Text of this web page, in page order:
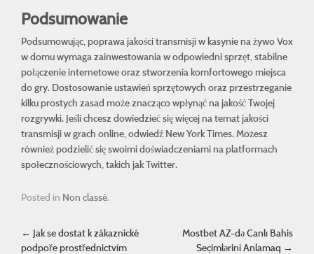
Podsumowanie
Podsumowując, poprawa jakości transmisji w kasynie na żywo Vox
w domu wymaga zainwestowania w odpowiedni sprzęt, stabilne
połączenie internetowe oraz stworzenia komfortowego miejsca
do gry. Dostosowanie ustawień sprzętowych oraz przestrzeganie
kilku prostych zasad może znacząco wpłynąć na jakość Twojej
rozgrywki. Jeśli chcesz dowiedzieć się więcej na temat jakości
transmisji w grach online, odwiedź New York Times. Możesz
również podzielić się swoimi doświadczeniami na platformach
społecznościowych, takich jakTwitter.
Posted in Non classé.
Post navigation
← Jak se dostat k zákaznické
podpoře prostřednictvím
Mostbet AZ-də Canlı Bahis
Seçimlərini Anlamaq →